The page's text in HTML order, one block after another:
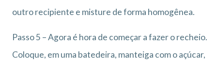
outro recipiente e misture de forma homogênea.
Passo 5 – Agora é hora de começar a fazer o recheio.
Coloque, em uma batedeira, manteiga com o açúcar,